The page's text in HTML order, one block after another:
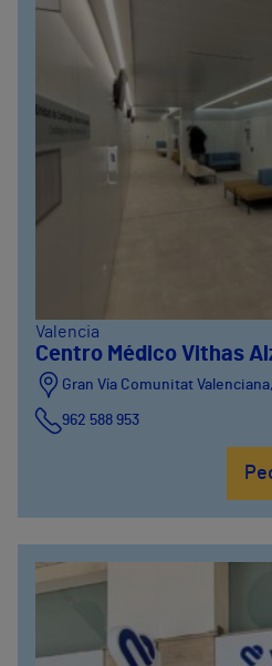
Valencia
Centro Médico Vithas
Gran Vía Comunitat
962 588 953